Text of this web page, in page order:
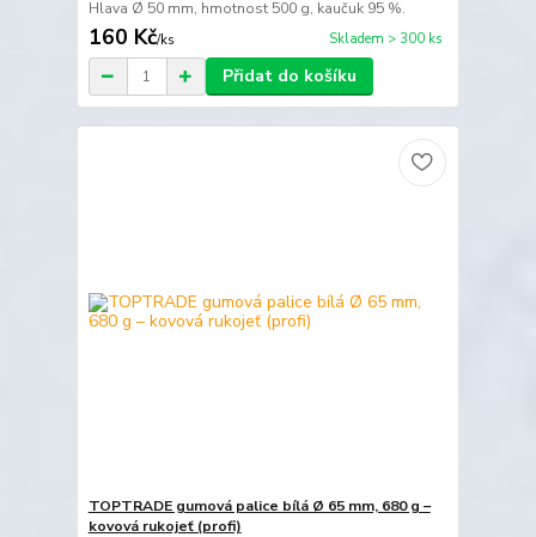
Hlava Ø 50 mm, hmotnost 500 g, kaučuk 95 %.
160 Kč/ks Skladem > 300 ks
Přidat do košíku
TOPTRADE gumová palice bílá Ø 65 mm, 680 g –
kovová rukojeť (profi)